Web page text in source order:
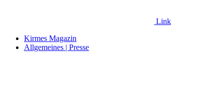
Link
Kirmes Magazin
Allgemeines | Presse